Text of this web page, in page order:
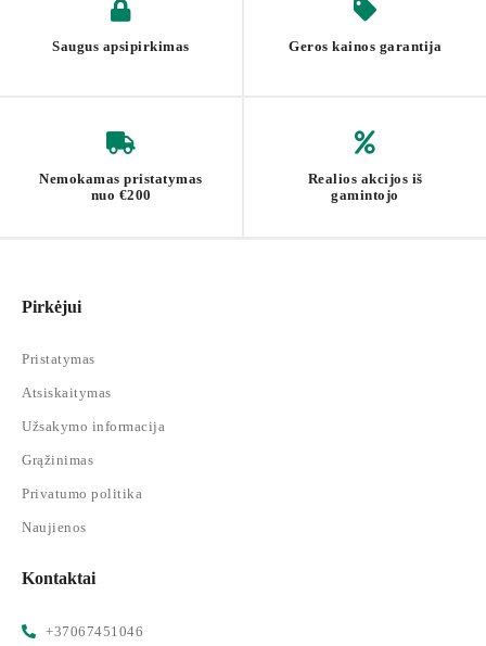
Saugus apsipirkimas Geros kainos garantija
Nemokamas pristatymas
nuo €200
Realios akcijos iš
gamintojo
Pirkėjui
Pristatymas
Atsiskaitymas
Užsakymo informacija
Grąžinimas
Privatumo politika
Naujienos
Kontaktai
+37067451046